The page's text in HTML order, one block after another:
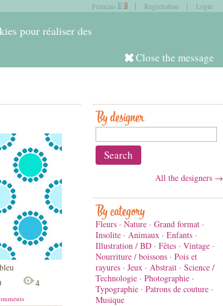
pour réaliser des
Close the message
Français | Registration | Login
0item in
Log in
4
By designer
All the designers →
By category
Fleurs · Nature · Grand format ·
Insolite · Animaux · Enfants ·
Illustration / BD · Fêtes · Vintage ·
Nourriture / boissons · Pois et
rayures · Jeux · Abstrait · Science /
Technologie · Photographie ·
Typographie · Patrons de couture ·
Musique